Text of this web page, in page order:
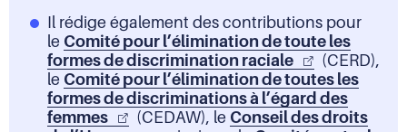
Il rédige également des contributions pour
le Comité pour l’élimination de toute les
formes de discrimination raciale
(CERD),
le Comité pour l’élimination de toutes les
formes de discriminations à l’égard des
femmes
(CEDAW), le Conseil des droits